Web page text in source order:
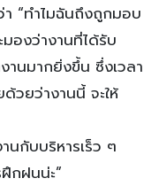
า “ทำไมฉันถึงถูกมอบ
องว่างานที่ได้รับ
านมากยิ่งขึ้น ซึ่งเวลา
วยว่างานนี้ จะให้
นกับบริหารเร็ว ๆ
กฝนน่ะ”